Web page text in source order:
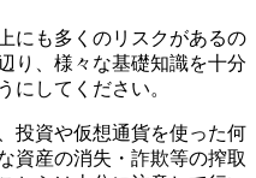
にも多くのリスクがあるの
り、様々な基礎知識を十分
にしてください。
投資や仮想通貨を使った何
資産の消失・詐欺等の搾取